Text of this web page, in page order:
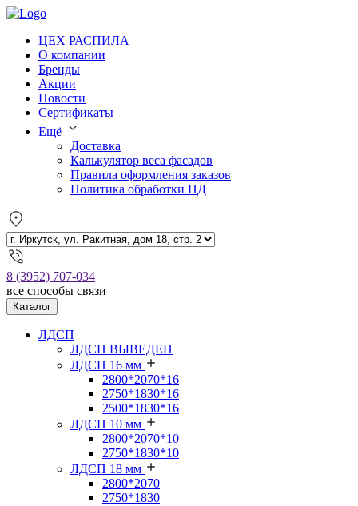
ЦЕХ РАСПИЛА
О компании
Бренды
Акции
Новости
Сертификаты
Ещё
Доставка
Калькулятор веса фасадов
Правила оформления заказов
Политика обработки ПД
8 (3952) 707-034
все способы связи
Каталог
ЛДСП
ЛДСП ВЫВЕДЕН
ЛДСП 16 мм
2800*2070*16
2750*1830*16
2500*1830*16
ЛДСП 10 мм
2800*2070*10
2750*1830*10
ЛДСП 18 мм
2800*2070
2750*1830